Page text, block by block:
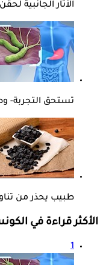
الآثار
تستحق التجربة-
طبيب يحذر من
الأكثر قراءة في
1